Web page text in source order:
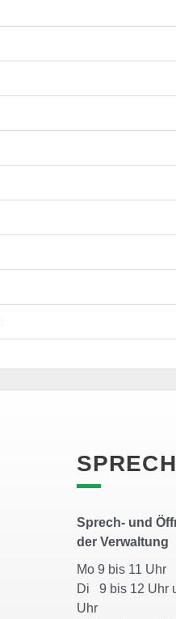
Sprech- und
der Verwaltung
Mo 9 bis 11 Uhr
Di 9 bis 12 Uhr
Uhr